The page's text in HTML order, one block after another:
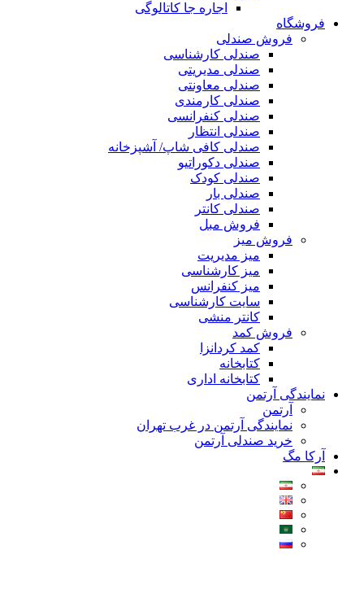
اجاره جا کاتالوگی
فروشگاه
فروش صندلی
صندلی کارشناسی
صندلی مدیریتی
صندلی معاونتی
صندلی کارمندی
صندلی کنفرانسی
صندلی انتظار
صندلی کافی شاپ/ آشپزخانه
صندلی دکوراتیو
صندلی کودک
صندلی بار
صندلی کانتر
فروش مبل
فروش میز
میز مدیریت
میز کارشناسی
میز کنفرانس
سایت کارشناسی
کانتر منشی
فروش کمد
کمد کردانزا
کتابخانه
کتابخانه اداری
نمایندگی آرتمن
آرتمن
نمایندگی آرتمن در غرب تهران
خرید صندلی آرتمن
آرکا مگ